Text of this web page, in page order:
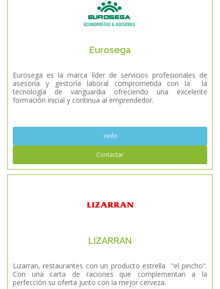
Eurosega
Eurosega es la marca líder de servicios profesionales de
asesoría y gestoría laboral comprometida con la la
tecnología de vanguardia ofreciendo una excelente
formación inicial y continua al emprendedor.
+info
Contactar
LIZARRAN
Lizarran, restaurantes con un producto estrella "el pincho".
Con una carta de raciones que complementan a la
perfección su oferta junto con la mejor cerveza.